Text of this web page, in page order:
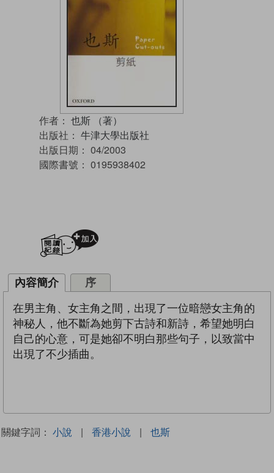
作者： 也斯 （著）
出版社： 牛津大學出版社
出版日期： 04/2003
國際書號： 0195938402
內容簡介 序
在男主角、女主角之間，出現了一位暗戀女主角的
神秘人，他不斷為她剪下古詩和新詩，希望她明白
自己的心意，可是她卻不明白那些句子，以致當中
出現了不少插曲。
關鍵字詞： 小說 | 香港小說 | 也斯